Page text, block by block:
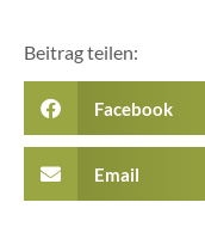
Beitrag teilen:
Facebook
Email